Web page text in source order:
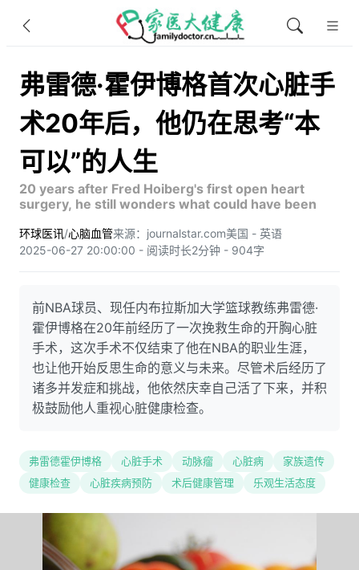
弗雷德·霍伊博格首次心脏手
术20年后，他仍在思考“本
可以”的人生
20 years after Fred Hoiberg's first open heart
surgery, he still wonders what could have been
环球医讯/心脑血管来源：journalstar.com美国 - 英语
2025-06-27 20:00:00 - 阅读时长2分钟 - 904字
前NBA球员、现任内布拉斯加大学篮球教练弗雷德·
霍伊博格在20年前经历了一次挽救生命的开胸心脏
手术，这次手术不仅结束了他在NBA的职业生涯，
也让他开始反思生命的意义与未来。尽管术后经历了
诸多并发症和挑战，他依然庆幸自己活了下来，并积
极鼓励他人重视心脏健康检查。
弗雷德霍伊博格 心脏手术 动脉瘤 心脏病
家族遗传
健康检查
心脏疾病预防 术后健康管理 乐观生活态度